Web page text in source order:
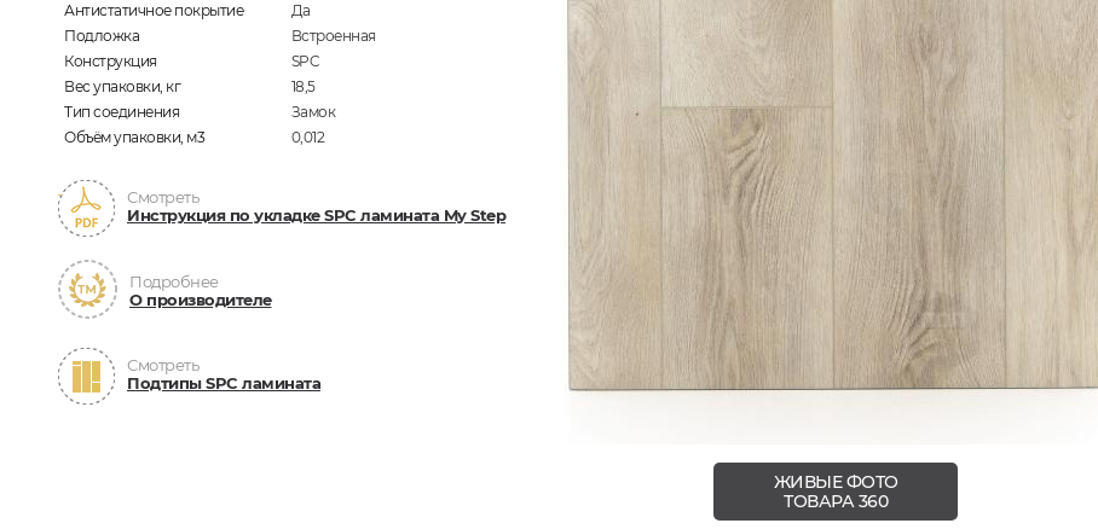
Антистатичное покрытие
Да
Подложка
Встроенная
Конструкция
SPC
Вес упаковки, кг
18,5
Тип соединения
Замок
Объём упаковки, м3
0,012
Смотреть
Инструкция по укладке SPC ламината My Step
Подробнее
О производителе
Смотреть
Подтипы SPC ламината
ЖИВЫЕ ФОТО
ТОВАРА 360